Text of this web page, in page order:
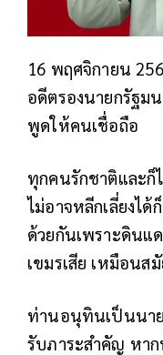
16 พฤศจิกายน
อดีตรองนายกรัฐม
พูดให้คนเชื่อถือ
ทุกคนรักชาติและก็
ไม่อาจหลีกเลี่ยงได้
ด้วยกันเพราะดินแ
เขมรเสีย เหมือนส
ท่านอนุทินเป็นนาย
รับภาระสำคัญ หา